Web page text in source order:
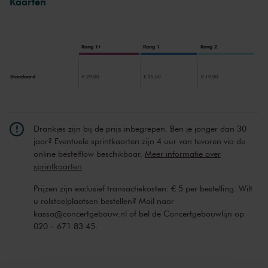
Rang 1+ Rang 1 Rang 2
Standaard € 29,00 € 25,00 € 19,00
Drankjes zijn bij de prijs inbegrepen. Ben je jonger dan 30
jaar? Eventuele sprintkaarten zijn 4 uur van tevoren via de
online bestelflow beschikbaar. Meer informatie over
sprintkaarten
Prijzen zijn exclusief transactiekosten: € 5 per bestelling. Wilt
u rolstoelplaatsen bestellen? Mail naar
kassa@concertgebouw.nl of bel de Concertgebouwlijn op
020 – 671 83 45.